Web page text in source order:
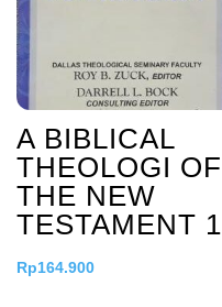
A BIBLICAL
THEOLOGI OF
THE NEW
TESTAMENT 1
Rp164.900